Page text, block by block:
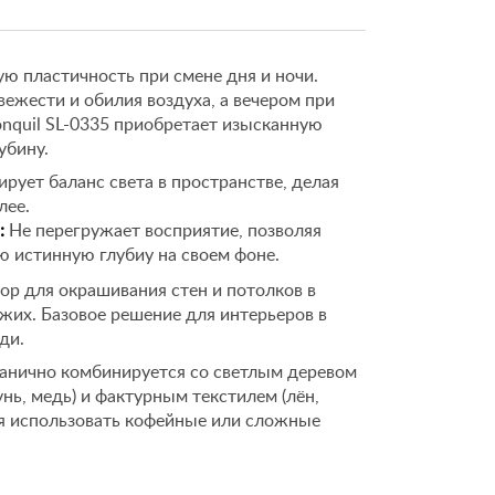
пластичность при смене дня и ночи.
и обилия воздуха, а вечером при
SL-0335 приобретает изысканную
баланс света в пространстве, делая
Не перегружает восприятие, позволяя
истинную глубиу на своем фоне.
для окрашивания стен и потолков в
Базовое решение для интерьеров в
комбинируется со светлым деревом
медь) и фактурным текстилем (лён,
использовать кофейные или сложные